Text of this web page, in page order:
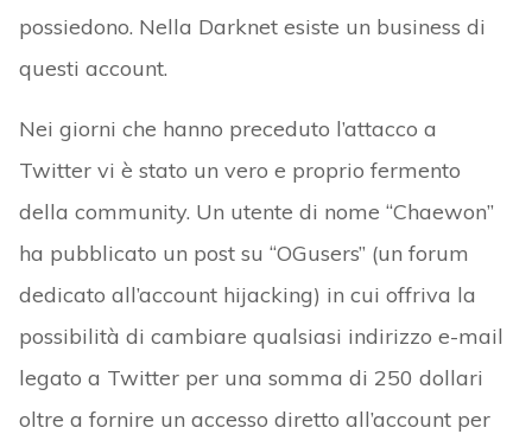
possiedono. Nella Darknet esiste un business di
questi account.
Nei giorni che hanno preceduto l’attacco a
Twitter vi è stato un vero e proprio fermento
della community. Un utente di nome “Chaewon”
ha pubblicato un post su “OGusers” (un forum
dedicato all’account hijacking) in cui offriva la
possibilità di cambiare qualsiasi indirizzo e-mail
legato a Twitter per una somma di 250 dollari
oltre a fornire un accesso diretto all’account per